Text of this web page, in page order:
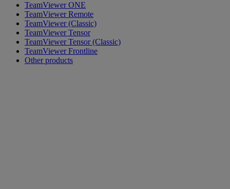
TeamViewer ONE
TeamViewer Remote
TeamViewer (Classic)
TeamViewer Tensor
TeamViewer Tensor (Classic)
TeamViewer Frontline
Other products